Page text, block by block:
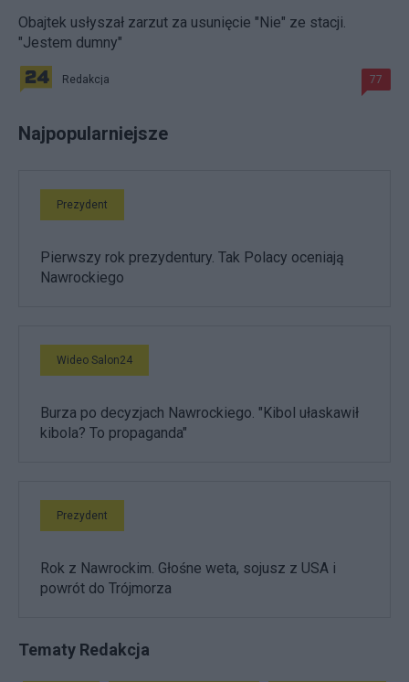
Obajtek usłyszał zarzut za usunięcie "Nie" ze stacji.
"Jestem dumny"
Redakcja 77
Najpopularniejsze
Prezydent
Pierwszy rok prezydentury. Tak Polacy oceniają
Nawrockiego
Wideo Salon24
Burza po decyzjach Nawrockiego. "Kibol ułaskawił
kibola? To propaganda"
Prezydent
Rok z Nawrockim. Głośne weta, sojusz z USA i
powrót do Trójmorza
Tematy Redakcja